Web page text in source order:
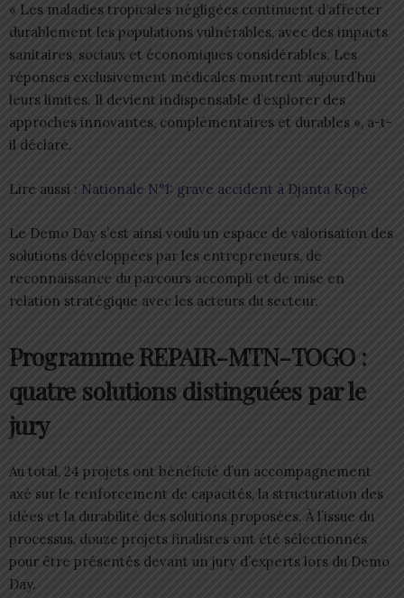
« Les maladies tropicales négligées continuent d’affecter
durablement les populations vulnérables, avec des impacts
sanitaires, sociaux et économiques considérables. Les
réponses exclusivement médicales montrent aujourd’hui
leurs limites. Il devient indispensable d’explorer des
approches innovantes, complémentaires et durables », a-t-
il déclaré.
Lire aussi : Nationale N°1: grave accident à Djanta Kopé
Le Demo Day s’est ainsi voulu un espace de valorisation des
solutions développées par les entrepreneurs, de
reconnaissance du parcours accompli et de mise en
relation stratégique avec les acteurs du secteur.
Programme REPAIR-MTN-TOGO :
quatre solutions distinguées par le
jury
Au total, 24 projets ont bénéficié d’un accompagnement
axé sur le renforcement de capacités, la structuration des
idées et la durabilité des solutions proposées. À l’issue du
processus, douze projets finalistes ont été sélectionnés
pour être présentés devant un jury d’experts lors du Demo
Day.